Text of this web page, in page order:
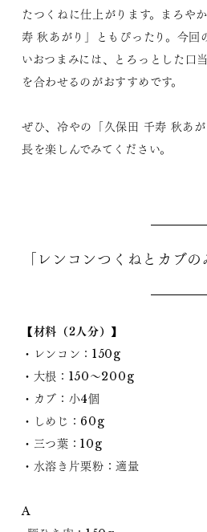
たつくねに仕上がります。まろや
寿 秋あがり」ともぴったり。今回
いおつまみには、とろっとした口
を合わせるのがおすすめです。
ぜひ、冷やの「久保田 千寿 秋あ
長を楽しんでみてください。
「レンコンつくねとカブ
【材料（2人分）】
・レンコン：150g
・大根：150〜200g
・カブ：小4個
・しめじ：60g
・三つ葉：10g
・水溶き片栗粉：適量
A